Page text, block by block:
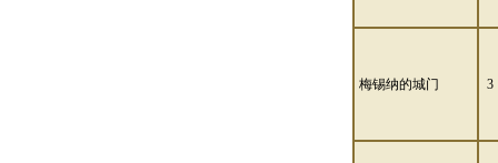
梅锡纳的城门 3